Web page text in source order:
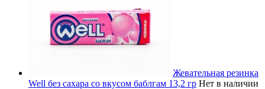
Жевательная резинка
Well без сахара со вкусом баблгам 13,2 гр Нет в наличии